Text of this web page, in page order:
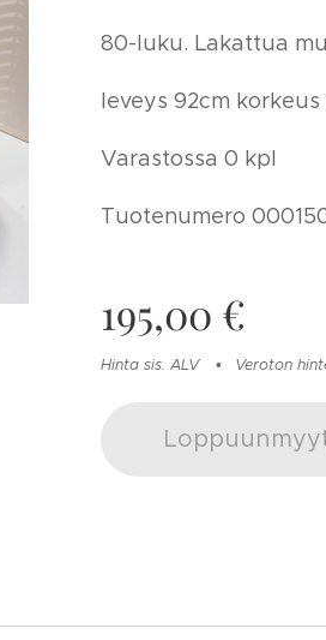
80-luku. Lakattua
leveys 92cm korkeus
Varastossa 0 kpl
Tuotenumero
195,00 €
Hinta sis. ALV Veroton